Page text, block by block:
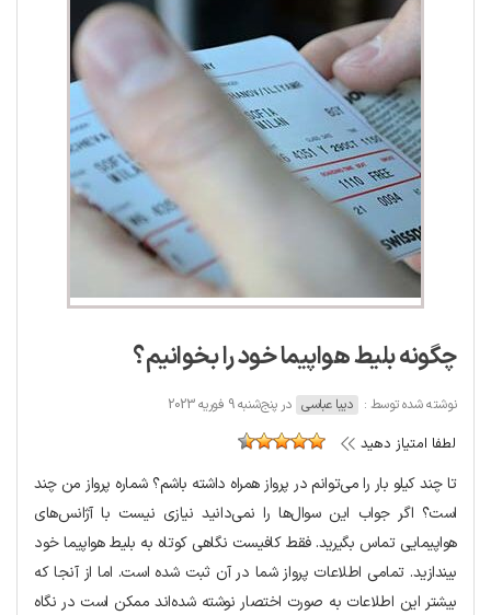
چگونه بلیط هواپیما خود را بخوانیم؟
نوشته شده توسط : دیبا عباسی در پنج‌شنبه 9 فوریه 2023
لطفا امتیاز دهید
تا چند کیلو بار را می‌توانم در پرواز همراه داشته باشم؟ شماره پرواز من چند
است؟ اگر جواب این سوال‌ها را نمی‌دانید نیازی نیست با آژانس‌های
هواپیمایی تماس بگیرید. فقط کافیست نگاهی کوتاه به بلیط هواپیما خود
بیندازید. تمامی اطلاعات پرواز شما در آن ثبت شده است. اما از آنجا که
بیشتر این اطلاعات به صورت اختصار نوشته شده‌اند ممکن است در نگاه